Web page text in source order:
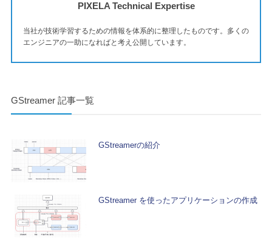
PIXELA Technical Expertise
当社が技術学習するための情報を体系的に整理したものです。多くの
エンジニアの一助になればと考え公開しています。
GStreamer 記事一覧
GStreamerの紹介
GStreamer を使ったアプリケーションの作成